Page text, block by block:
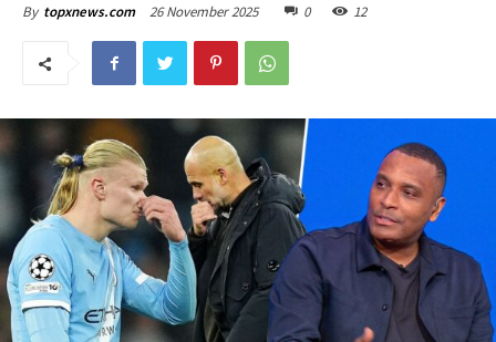
By topxnews.com 26 November 2025 0 12